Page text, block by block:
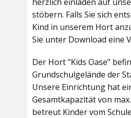
stöbern. Falls Sie sich
Kind in unserem Hort
Sie unter Download eine
Der Hort "Kids Oase"
Grundschulgelände der
Unsere Einrichtung hat
Gesamtkapazität von
betreut Kinder vom